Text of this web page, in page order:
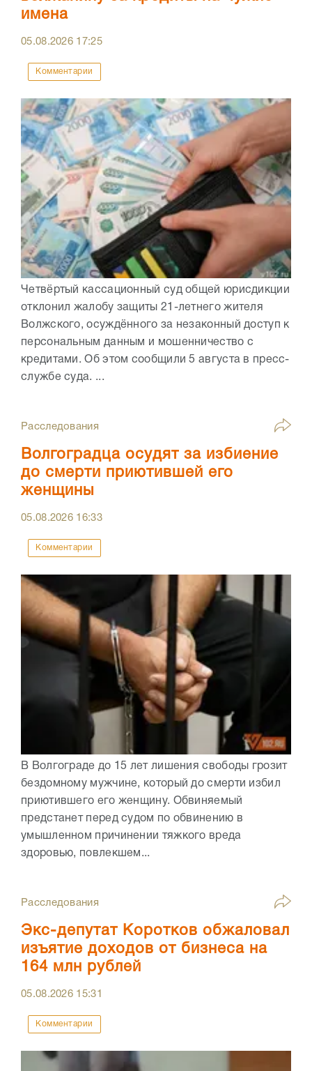
имена
05.08.2026 17:25
Комментарии
Четвёртый кассационный суд общей юрисдикции
отклонил жалобу защиты 21-летнего жителя
Волжского, осуждённого за незаконный доступ к
персональным данным и мошенничество с
кредитами. Об этом сообщили 5 августа в пресс-
службе суда. ...
Расследования
Волгоградца осудят за избиение
до смерти приютившей его
женщины
05.08.2026 16:33
Комментарии
В Волгограде до 15 лет лишения свободы грозит
бездомному мужчине, который до смерти избил
приютившего его женщину. Обвиняемый
предстанет перед судом по обвинению в
умышленном причинении тяжкого вреда
здоровью, повлекшем...
Расследования
Экс-депутат Коротков обжаловал
изъятие доходов от бизнеса на
164 млн рублей
05.08.2026 15:31
Комментарии